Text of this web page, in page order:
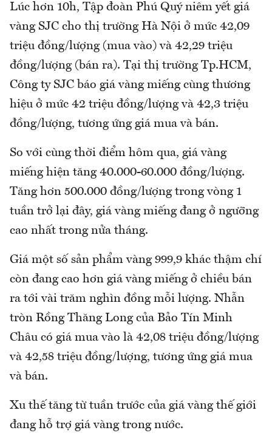
Lúc hơn 10h, Tập đoàn Phú Quý niêm yết giá
vàng SJC cho thị trường Hà Nội ở mức 42,09
triệu đồng/lượng (mua vào) và 42,29 triệu
đồng/lượng (bán ra). Tại thị trường Tp.HCM,
Công ty SJC báo giá vàng miếng cùng thương
hiệu ở mức 42 triệu đồng/lượng và 42,3 triệu
đồng/lượng, tương ứng giá mua và bán.
So với cùng thời điểm hôm qua, giá vàng
miếng hiện tăng 40.000-60.000 đồng/lượng.
Tăng hơn 500.000 đồng/lượng trong vòng 1
tuần trở lại đây, giá vàng miếng đang ở ngưỡng
cao nhất trong nửa tháng.
Giá một số sản phẩm vàng 999,9 khác thậm chí
còn đang cao hơn giá vàng miếng ở chiều bán
ra tới vài trăm nghìn đồng mỗi lượng. Nhẫn
tròn Rồng Thăng Long của Bảo Tín Minh
Châu có giá mua vào là 42,08 triệu đồng/lượng
và 42,58 triệu đồng/lượng, tương ứng giá mua
và bán.
Xu thế tăng từ tuần trước của giá vàng thế giới
đang hỗ trợ giá vàng trong nước.